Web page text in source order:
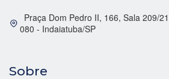
Praça Dom Pedro II, 166, Sala 209/
080 - Indaiatuba/SP
Sobre